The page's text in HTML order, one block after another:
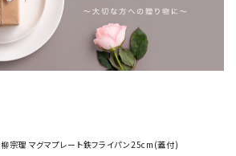
柳宗理 マグマプレート鉄フライパン25cm(蓋付)